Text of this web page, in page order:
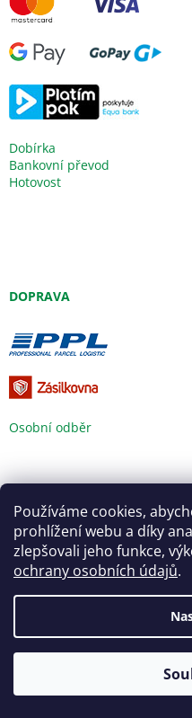
Používáme cookies,
prohlížení webu a díky
zlepšovali jeho funkce,
ochrany osobních údajů.
Dobírka
Bankovní převod
Hotovost
DOPRAVA
Osobní odběr
KVALITNÍ VÝROBKY